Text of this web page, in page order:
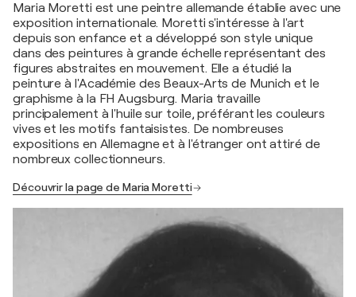
Maria Moretti est une peintre allemande établie avec une
exposition internationale. Moretti s'intéresse à l'art
depuis son enfance et a développé son style unique
dans des peintures à grande échelle représentant des
figures abstraites en mouvement. Elle a étudié la
peinture à l'Académie des Beaux-Arts de Munich et le
graphisme à la FH Augsburg. Maria travaille
principalement à l'huile sur toile, préférant les couleurs
vives et les motifs fantaisistes. De nombreuses
expositions en Allemagne et à l'étranger ont attiré de
nombreux collectionneurs.
Découvrir la page de Maria Moretti